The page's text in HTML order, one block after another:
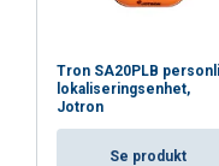
Tron SA20PLB
lokaliseringsenhet,
Jotron
Se produkt